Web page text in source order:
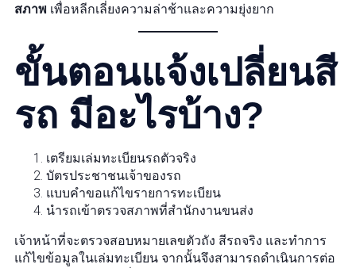
สภาพ เพื่อหลีกเลี่ยงความล่าช้าและความยุ่งยาก
ขั้นตอนแจ้งเปลี่ยนสี
รถ มีอะไรบ้าง?
เตรียมเล่มทะเบียนรถตัวจริง
บัตรประชาชนเจ้าของรถ
แบบคำขอแก้ไขรายการทะเบียน
นำรถเข้าตรวจสภาพที่สำนักงานขนส่ง
เจ้าหน้าที่จะตรวจสอบหมายเลขตัวถัง สีรถจริง และทำการ
แก้ไขข้อมูลในเล่มทะเบียน จากนั้นจึงสามารถดำเนินการต่อ